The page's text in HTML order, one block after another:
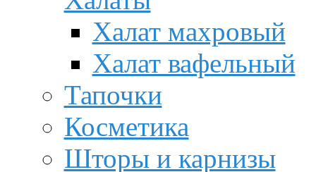
Халат махровый
Халат вафельный
Тапочки
Косметика
Шторы и карнизы